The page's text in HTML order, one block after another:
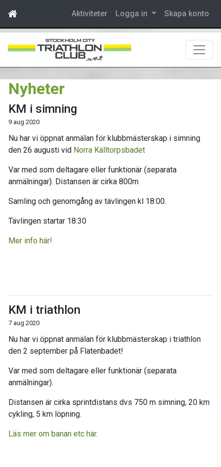
Aktiviteter Logga in Skapa konto
Nyheter
KM i simning
9 aug 2020
Nu har vi öppnat anmälan för klubbmästerskap i simning
den 26 augusti vid Norra Källtorpsbadet
Var med som deltagare eller funktionär (separata
anmälningar). Distansen är cirka 800m
Samling och genomgång av tävlingen kl 18:00.
Tävlingen startar 18:30
Mer info här!
KM i triathlon
7 aug 2020
Nu har vi öppnat anmälan för klubbmästerskap i triathlon
den 2 september på Flatenbadet!
Var med som deltagare eller funktionär (separata
anmälningar).
Distansen är cirka sprintdistans dvs 750 m simning, 20 km
cykling, 5 km löpning.
Läs mer om banan etc här.